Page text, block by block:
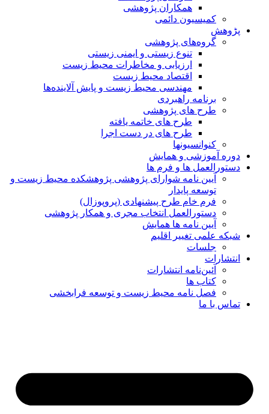
همکاران پژوهشی
کمیسیون دائمی
پڑوهش
گروه‌های پژوهشی
تنوع زیستی و ایمنی زیستی
ارزیابی و مخاطرات محیط زیست
اقتصاد محیط زیست
مهندسی محیط زیست و پایش آلاینده‌ها
برنامه راهبردی
طرح های پژوهشی
طرح های خاتمه یافته
طرح های در دست اجرا
کنوانسیونها
دوره آموزشی و همایش
دستورالعمل ها و فرم ها
آیین نامه شوارای پژوهشی پژوهشکده محیط زیست و
توسعه پایدار
فرم خام طرح پیشنهادی (پروپوزال)
دستورالعمل انتخاب مجری و همکار پژوهشی
آیین نامه ها همایش
شبکه علمی تغییر اقلیم
جلسات
انتشارات
آئین‌نامه انتشارات
کتاب ها
فصل نامه محیط زیست و توسعه فرابخشی
تماس با ما